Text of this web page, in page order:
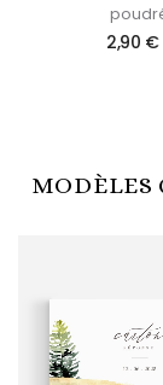
2,90 €
MODÈLES